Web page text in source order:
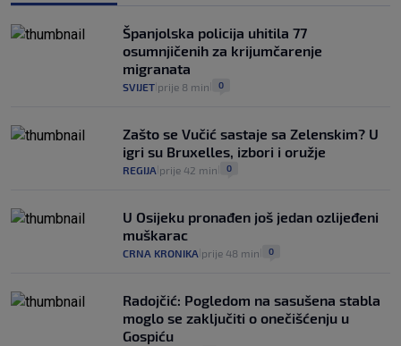
junaci naših priča budu oni koji pomažu,
a ne oni koji su pobijedili nekoga"
30. srp. 2
Španjolska policija uhitila 77
osumnjičenih za krijumčarenje
migranata
SVIJET prije 8 min 0
Zašto se Vučić sastaje sa Zelenskim? U
igri su Bruxelles, izbori i oružje
REGIJA prije 42 min 0
U Osijeku pronađen još jedan ozlijeđeni
muškarac
CRNA KRONIKA prije 48 min 0
Radojčić: Pogledom na sasušena stabla
moglo se zaključiti o onečišćenju u
Gospiću